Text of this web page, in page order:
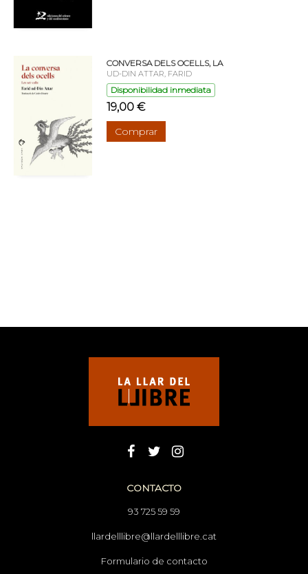
CONVERSA DELS OCELLS, LA
UD-DIN ATTAR, FARID
Disponibilidad inmediata
19,00 €
Comprar
CONTACTO
93 725 59 59
llardelllibre@llardelllibre.cat
Formulario de contacto